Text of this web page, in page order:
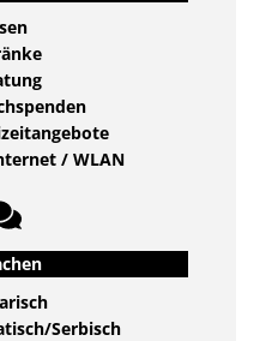
/ WLAN
Serbisch